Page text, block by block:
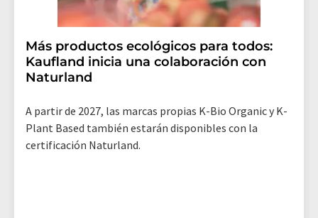
Más productos ecológicos para todos:
Kaufland inicia una colaboración con
Naturland
A partir de 2027, las marcas propias K-Bio Organic y K-
Plant Based también estarán disponibles con la
certificación Naturland.